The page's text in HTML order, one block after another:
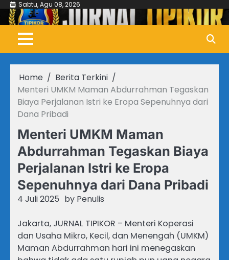
Skip
content
Sabtu, Agu 08, 2026
Home
Berita Terkini
Menteri UMKM Maman Abdurrahman Tegaskan
Biaya Perjalanan Istri ke Eropa Sepenuhnya dari
Dana Pribadi
Menteri UMKM Maman
Abdurrahman Tegaskan Biaya
Perjalanan Istri ke Eropa
Sepenuhnya dari Dana Pribadi
4 Juli 2025 by Penulis
Jakarta, JURNAL TIPIKOR – Menteri Koperasi
dan Usaha Mikro, Kecil, dan Menengah (UMKM)
Maman Abdurrahman hari ini menegaskan